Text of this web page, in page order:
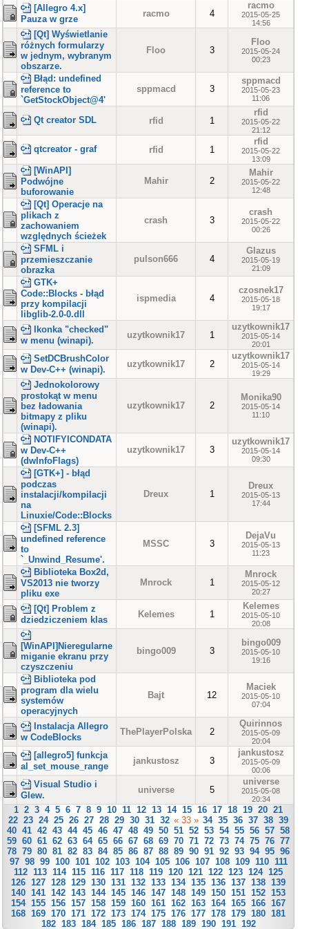
[Allegro 4.x]
Pauza w grze
racmo 4
racmo
2015-05-25
14:56
[Qt] Wyświetlanie
różnych formularzy
w jednym, wybranym
obszarze.
Floo 3
Floo
2015-05-24
00:23
Błąd: undefined
reference to
`GetStockObject@4'
sppmacd 3
sppmacd
2015-05-23
11:06
Qt creator SDL rfid 1
rfid
2015-05-22
21:12
qtcreator - graf rfid 1
rfid
2015-05-22
13:09
[WinAPI]
Podwójne
buforowanie
Mahir 2
Mahir
2015-05-22
12:48
[Qt] Operacje na
plikach z
zachowaniem
względnych ścieżek
crash 3
crash
2015-05-22
00:26
SFML i
przemieszczanie
obrazka
pulson666 4
Glazus
2015-05-19
21:09
GTK+
Code::Blocks - błąd
przy kompilacji
libglib-2.0-0.dll
ispmedia 4
czosnek17
2015-05-18
19:17
Ikonka "checked"
w menu (winapi).
uzytkownik17 1
uzytkownik17
2015-05-14
20:01
SetDCBrushColor
w Dev-C++ (winapi).
uzytkownik17 2
uzytkownik17
2015-05-14
19:29
Jednokolorowy
prostokąt w menu
bez ładowania
bitmapy z pliku
(winapi).
uzytkownik17 2
Monika90
2015-05-14
11:10
NOTIFYICONDATA
w Dev-C++
(dwInfoFlags)
uzytkownik17 3
uzytkownik17
2015-05-14
09:30
[GTK+] - błąd
podczas
instalacji/kompilacji
na
Linuxie/Code::Blocks
Dreux 1
Dreux
2015-05-13
17:44
[SFML 2.3]
undefined reference
to
`_Unwind_Resume'.
MSSC 3
DejaVu
2015-05-13
11:23
Biblioteka Box2d,
VS2013 nie tworzy
pliku exe
Mnrock 1
Mnrock
2015-05-12
20:27
[Qt] Problem z
dziedziczeniem klas
Kelemes 1
Kelemes
2015-05-10
20:08
[WinAPI]Nieregularne
miganie ekranu przy
czyszczeniu
bingo009 3
bingo009
2015-05-10
19:16
Biblioteka pod
program dla wielu
systemów
operacyjnych
Bajt 12
Maciek
2015-05-10
07:04
Instalacja Allegro
w CodeBlocks
ThePlayerPolska 2
Quirinnos
2015-05-09
20:04
[allegro5] funkcja
al_set_mouse_range
jankustosz 3
jankustosz
2015-05-09
00:06
Visual Studio i
Glew.
universe 5
universe
2015-05-08
20:34
1 2 3 4 5 6 7 8 9 10 11 12 13 14 15 16 17 18 19 20 21
22 23 24 25 26 27 28 29 30 31 32 « 33 » 34 35 36 37 38 39
40 41 42 43 44 45 46 47 48 49 50 51 52 53 54 55 56 57 58
59 60 61 62 63 64 65 66 67 68 69 70 71 72 73 74 75 76 77
78 79 80 81 82 83 84 85 86 87 88 89 90 91 92 93 94 95 96
97 98 99 100 101 102 103 104 105 106 107 108 109 110 111
112 113 114 115 116 117 118 119 120 121 122 123 124 125
126 127 128 129 130 131 132 133 134 135 136 137 138 139
140 141 142 143 144 145 146 147 148 149 150 151 152 153
154 155 156 157 158 159 160 161 162 163 164 165 166 167
168 169 170 171 172 173 174 175 176 177 178 179 180 181
182 183 184 185 186 187 188 189 190 191 192